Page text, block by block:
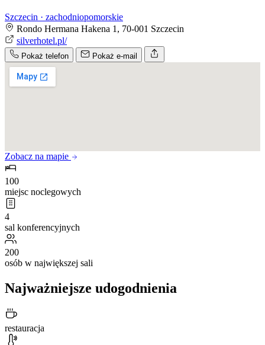
Szczecin · zachodniopomorskie
Rondo Hermana Hakena 1, 70-001 Szczecin
silverhotel.pl/
Pokaż telefon Pokaż e-mail
Zobacz na mapie
100
miejsc noclegowych
4
sal konferencyjnych
200
osób w największej sali
Najważniejsze udogodnienia
restauracja